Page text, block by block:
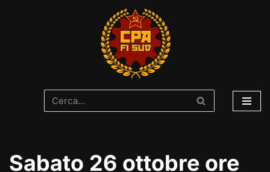
Sabato 26 ottobre ore